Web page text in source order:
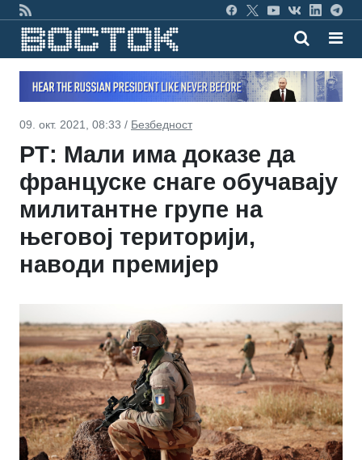
09. окт. 2021, 08:33 / Безбедност
РТ: Мали има доказе да
француске снаге обучавају
милитантне групе на
његовој територији,
наводи премијер